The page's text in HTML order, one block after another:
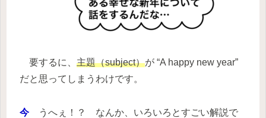
要するに、 主題（subject）が “A happy new year”
だと思ってしまうわけです。
今 うへぇ！？ なんか、いろいろとすごい解説で